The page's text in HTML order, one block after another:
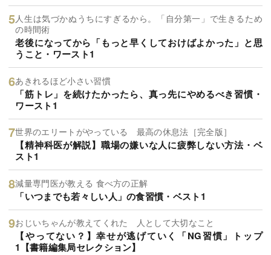
人生は気づかぬうちにすぎるから。「自分第一」で生きるため
の時間術
老後になってから「もっと早くしておけばよかった」と思
うこと・ワースト1
あきれるほど小さい習慣
「筋トレ」を続けたかったら、真っ先にやめるべき習慣・
ワースト1
世界のエリートがやっている 最高の休息法［完全版］
【精神科医が解説】職場の嫌いな人に疲弊しない方法・ベ
スト1
減量専門医が教える 食べ方の正解
「いつまでも若々しい人」の食習慣・ベスト1
おじいちゃんが教えてくれた 人として大切なこと
【やってない？】幸せが逃げていく「NG習慣」トップ
1【書籍編集局セレクション】